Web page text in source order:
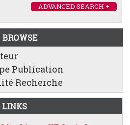
ADVANCED SEARCH +
BROWSE
Publication
Recherche
LINKS